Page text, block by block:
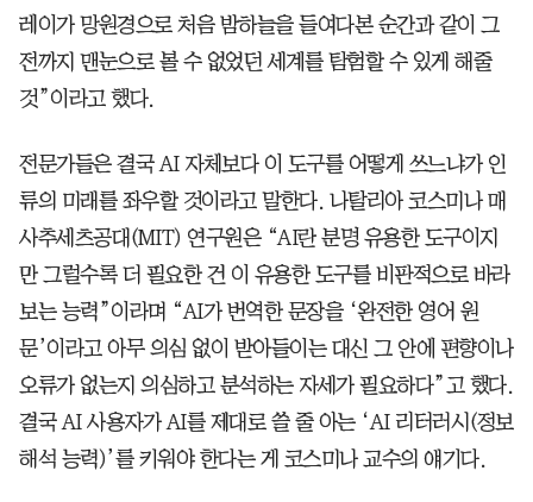
레이가 망원경으로 처음 밤하늘을 들여다본 순간과 같이 그
전까지 맨눈으로 볼 수 없었던 세계를 탐험할 수 있게 해줄
것”이라고 했다.
전문가들은 결국 AI 자체보다 이 도구를 어떻게 쓰느냐가 인
류의 미래를 좌우할 것이라고 말한다. 나탈리아 코스미나 매
사추세츠공대(MIT) 연구원은 “AI란 분명 유용한 도구이지
만 그럴수록 더 필요한 건 이 유용한 도구를 비판적으로 바라
보는 능력”이라며 “AI가 번역한 문장을 ‘완전한 영어 원
문’이라고 아무 의심 없이 받아들이는 대신 그 안에 편향이나
오류가 없는지 의심하고 분석하는 자세가 필요하다”고 했다.
결국 AI 사용자가 AI를 제대로 쓸 줄 아는 ‘AI 리터러시(정보
해석 능력)’를 키워야 한다는 게 코스미나 교수의 얘기다.